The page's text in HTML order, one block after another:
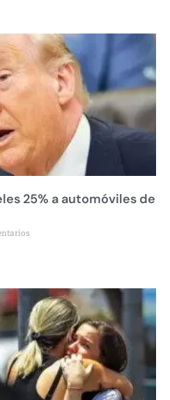
25% a automóviles de